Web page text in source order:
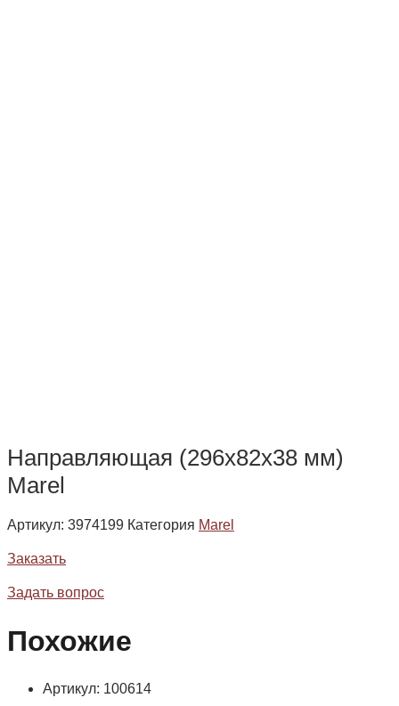
Направляющая (296х82х38 мм)
Marel
Артикул: 3974199 Категория Marel
Заказать
Задать вопрос
Похожие
Артикул: 100614